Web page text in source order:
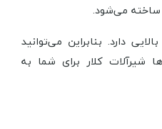
ساخته می‌شود.
دارد. بنابراین می‌توانید
شیرآلات کلار برای شما به